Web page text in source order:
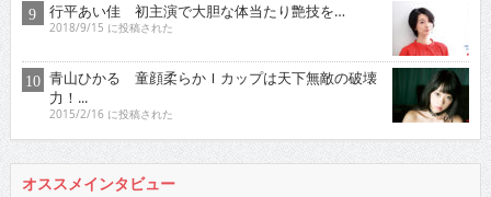
行平あい佳 初主演で大胆な体当たり艶技を…
2018/9/15 に投稿された
青山ひかる 童顔柔らかＩカップは天下無敵の破壊
力！...
2015/2/16 に投稿された
オススメインタビュー